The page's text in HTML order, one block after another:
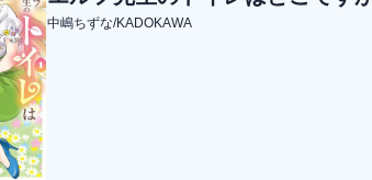
中嶋ちずな/KADOKAWA